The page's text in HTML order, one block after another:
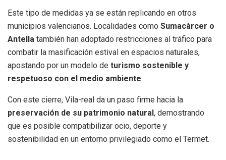
Este tipo de medidas ya se están replicando en otros
municipios valencianos. Localidades como Sumacàrcer o
Antella también han adoptado restricciones al tráfico para
combatir la masificación estival en espacios naturales,
apostando por un modelo de turismo sostenible y
respetuoso con el medio ambiente.
Con este cierre, Vila-real da un paso firme hacia la
preservación de su patrimonio natural , demostrando
que es posible compatibilizar ocio, deporte y
sostenibilidad en un entorno privilegiado como el Termet.